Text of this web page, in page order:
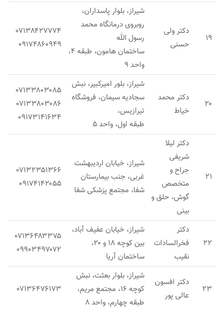
۱۹
دکتر ولی
حسنی
شیراز، بلوار پاسداران،
روبروی درمانگاه محمد
رسول الله
ساختمان هامون، طبقه ۴،
واحد ۹
۰۷۱۳۸۴۲۷۷۷۴
۰۹۱۷۴۸۶۰۹۴۹
۲۰
دکتر محمد
خیاط
شیراز، بلور امیرکبیر، نبش
سجادیه سیمان، فروشگاه
تیرازیس،
طبقه اول، واحد ۵
۰۷۱۳۳۸۰۳۰۸۵
۰۷۱۳۳۸۰۳۰۸۶
۰۹۱۷۳۱۴۱۶۳۴
۲۱
دکتر لیلا
شریفی
جراح و
متخصص
گوش، حلق و
بینی
شیراز، خیابان اردیبهشت
غربی، جنب بیمارستان
شفا، مجتمع پزشکی شفا
۰۷۱۳۲۳۵۱۳۶۶
۰۹۱۷۴۱۴۲۰۵۵
۲۲
دکتر
فخرالسادات
نقیب
شیراز، خیابان عفیف آباد،
بین کوچه ۱۸ و ۲۰،
ساختمان آریا
۰۷۱۳۶۴۸۳۳۷۵
۰۹۹۰۳۴۹۷۰۷۲
۲۳
دکتر افسون
عالی پور
شیراز، بلوار بعثت، نبش
کوچه ۱۶، مجتمع مریم،
طبقه چهارم، واحد ۸
۰۷۱۳۶۴۷۶۱۷۳